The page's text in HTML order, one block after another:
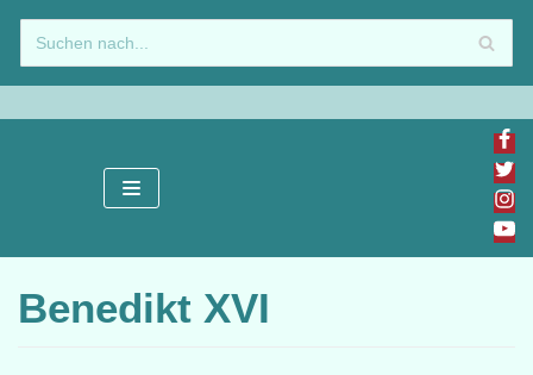
Zum
Inhalt
springen
Benedikt XVI